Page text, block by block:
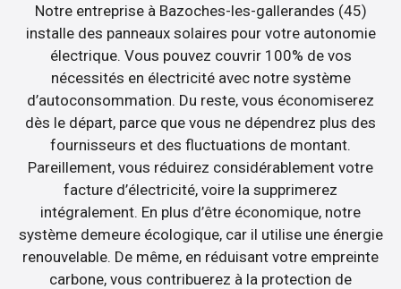
Notre entreprise à Bazoches-les-gallerandes (45)
installe des panneaux solaires pour votre autonomie
électrique. Vous pouvez couvrir 100% de vos
nécessités en électricité avec notre système
d’autoconsommation. Du reste, vous économiserez
dès le départ, parce que vous ne dépendrez plus des
fournisseurs et des fluctuations de montant.
Pareillement, vous réduirez considérablement votre
facture d’électricité, voire la supprimerez
intégralement. En plus d’être économique, notre
système demeure écologique, car il utilise une énergie
renouvelable. De même, en réduisant votre empreinte
carbone, vous contribuerez à la protection de